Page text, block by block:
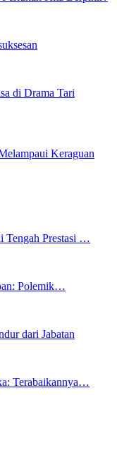
di Drama Tari
Keraguan
Tengah Prestasi …
Polemik…
dari Jabatan
Terabaikannya…